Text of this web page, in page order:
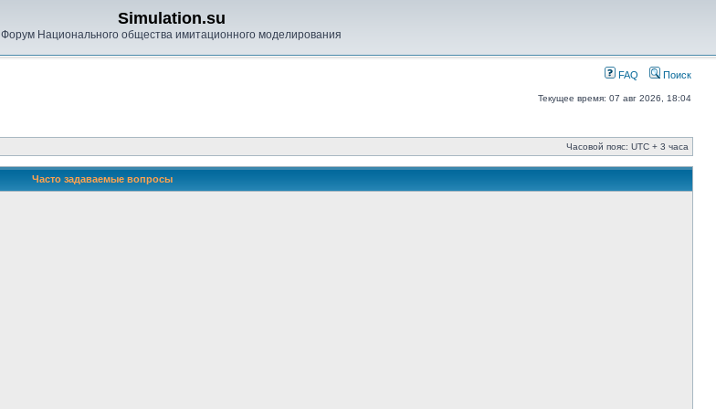
Simulation.su
Форум Национального общества имитационного моделирования
FAQ Поиск
Текущее время: 07 авг 2026, 18:04
Часовой пояс: UTC + 3 часа
Часто задаваемые вопросы